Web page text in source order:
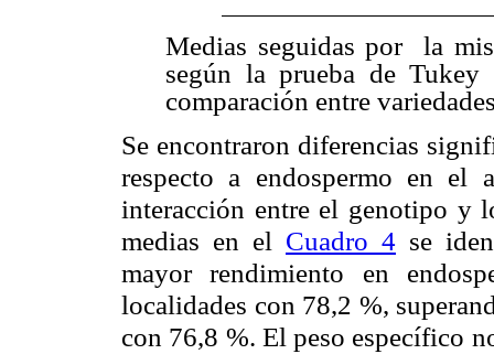
Medias seguidas por la
según la prueba de Tukey
comparación entre
Se encontraron diferencias
respecto a endospermo en
interacción entre el genotipo y
medias en el Cuadro 4 se
mayor rendimiento en
localidades con 78,2 %,
con 76,8 %. El peso específico